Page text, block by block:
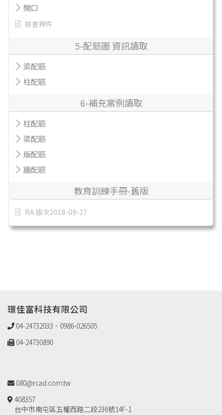
開口
檢查桿件
5-配筋圖 資訊讀取
梁配筋
柱配筋
6-補充案例讀取
柱配筋
梁配筋
版配筋
牆配筋
教育訓練手冊-舊版
RA 版次2018-09-17
璟佳富科技有限公司
04-24732033、0986-026505
04-24730890
080@rcad.com.tw
408357
台中市南屯區五權西路二段236號14F-1